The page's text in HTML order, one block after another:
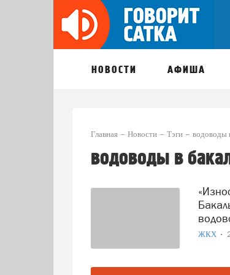
НОВОСТИ АФИША
Главная Новости Тэги водоводы
водоводы в
«Износ - более 80 %»: суд обязал администрацию
ЖКХ